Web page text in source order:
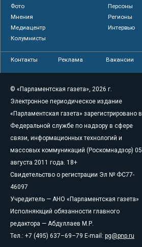
Фото
Персоны
Мнения
Регионы
Медиацентр
Интервью
Колумнисты
Контакты Реклама Вакансии
© «Парламентская газета», 2026 г.
Электронное периодическое издание
«Парламентская газета» зарегистрировано в
Федеральной службе по надзору в сфере
связи, информационных технологий и
массовых коммуникаций (Роскомнадзор) 05
августа 2011 года. 18+
Свидетельство о регистрации Эл № ФС77-
46097
Учредитель — АНО «Парламентская газета»
Исполняющий обязанности главного
редактора — Абдуллаев М.Р.
Тел.: +7 (495) 637–69–79 E-mail: pg@pnp.ru